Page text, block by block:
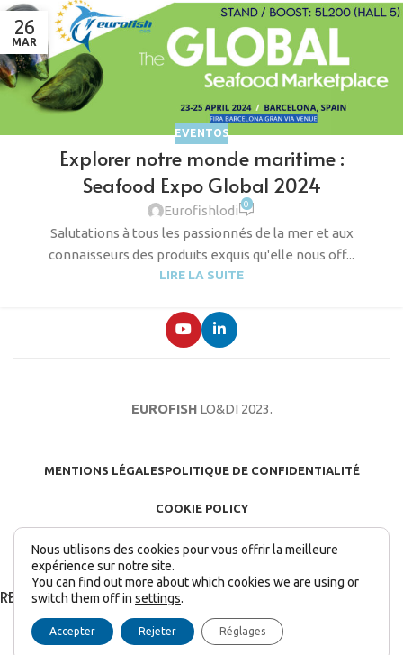
26
MAR
EVENTOS
Explorer notre monde maritime :
Seafood Expo Global 2024
Eurofishlodi 0
Salutations à tous les passionnés de la mer et aux
connaisseurs des produits exquis qu'elle nous off...
LIRE LA SUITE
EUROFISHLO&DI 2023.
MENTIONS LÉGALESPOLITIQUE DE CONFIDENTIALITÉ
COOKIE POLICY
RECENT POSTS
Nous utilisons des cookies pour vous offrir la meilleure
expérience sur notre site.
You can find out more about which cookies we are using or
switch them off in settings.
Accepter Rejeter Réglages
English( Anglais) Français Italiano